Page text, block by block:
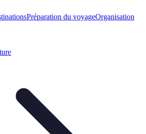
Préparation du voyageOrganisation